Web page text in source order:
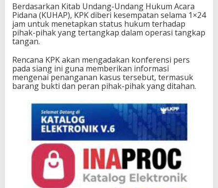
Berdasarkan Kitab Undang-Undang Hukum Acara
Pidana (KUHAP), KPK diberi kesempatan selama 1×24
jam untuk menetapkan status hukum terhadap
pihak-pihak yang tertangkap dalam operasi tangkap
tangan.
Rencana KPK akan mengadakan konferensi pers
pada siang ini guna memberikan informasi
mengenai penanganan kasus tersebut, termasuk
barang bukti dan peran pihak-pihak yang ditahan.